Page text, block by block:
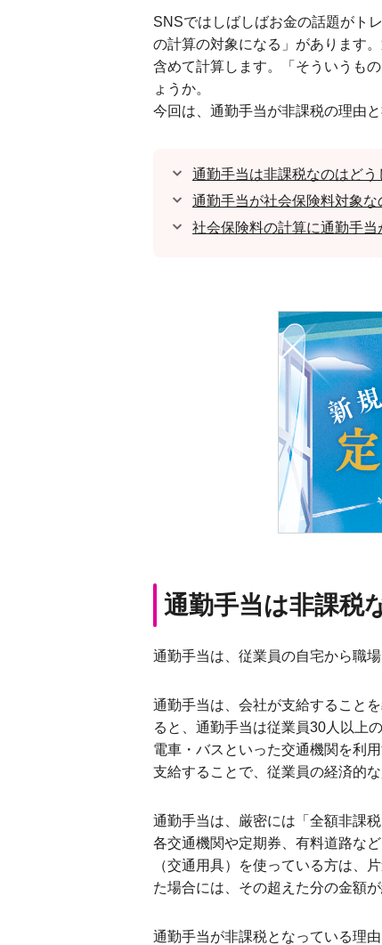
SNSではしばしばお金の話題がト
の計算の対象になる」があります
含めて計算します。「そういうも
ょうか。
今回は、通勤手当が非課税の理由
通勤手当は非課税なのはどう
通勤手当が社会保険料対象な
社会保険料の計算に通勤手当
通勤手当は非課税
通勤手当は、従業員の自宅から職
通勤手当は、会社が支給すること
ると、通勤手当は従業員30人以上
電車・バスといった交通機関を利
支給することで、従業員の経済的
通勤手当は、厳密には「全額非課税
各交通機関や定期券、有料道路な
（交通用具）を使っている方は、
た場合には、その超えた分の金額
通勤手当が非課税となっている理